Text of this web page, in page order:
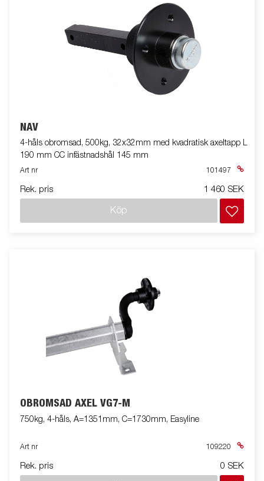
NAV
4-håls obromsad, 500kg, 32x32mm med kvadratisk axeltapp L
190 mm CC infästnadshål 145 mm
Art nr 101497
Rek. pris 1 460 SEK
Köp
OBROMSAD AXEL VG7-M
750kg, 4-håls, A=1351mm, C=1730mm, Easyline
Art nr 109220
Rek. pris 0 SEK